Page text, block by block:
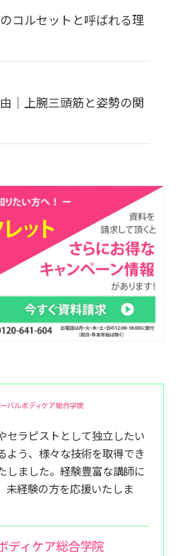
コルセットと呼ばれる理
｜上腕三頭筋と姿勢の関
セラピストとして独立したい
よう、様々な技術を取得でき
しました。経験豊富な講師に
未経験の方を応援いたしま
ディケア総合学院